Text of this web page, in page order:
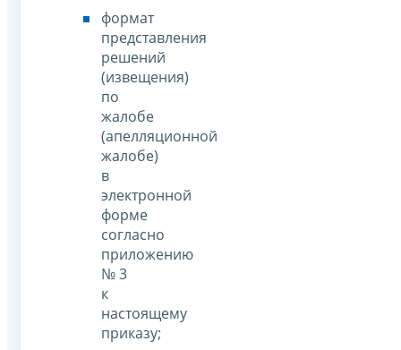
формат
представления
решений
(извещения)
по
жалобе
(апелляционной
жалобе)
в
электронной
форме
согласно
приложению
№ 3
к
настоящему
приказу;